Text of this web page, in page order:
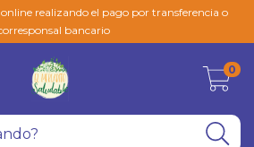
realizando el pago por transferencia o
bancario
0